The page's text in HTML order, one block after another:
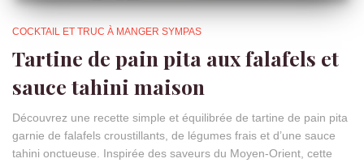
COCKTAIL ET TRUC À MANGER SYMPAS
Tartine de pain pita aux falafels et
sauce tahini maison
Découvrez une recette simple et équilibrée de tartine de pain pita
garnie de falafels croustillants, de légumes frais et d’une sauce
tahini onctueuse. Inspirée des saveurs du Moyen-Orient, cette